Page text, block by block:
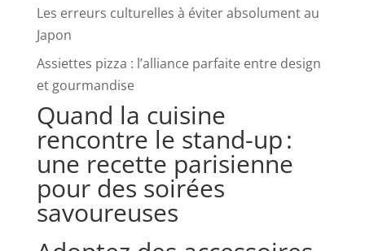
Les erreurs culturelles à éviter absolument au
Japon
Assiettes pizza : l’alliance parfaite entre design
et gourmandise
Quand la cuisine
rencontre le stand-up :
une recette parisienne
pour des soirées
savoureuses